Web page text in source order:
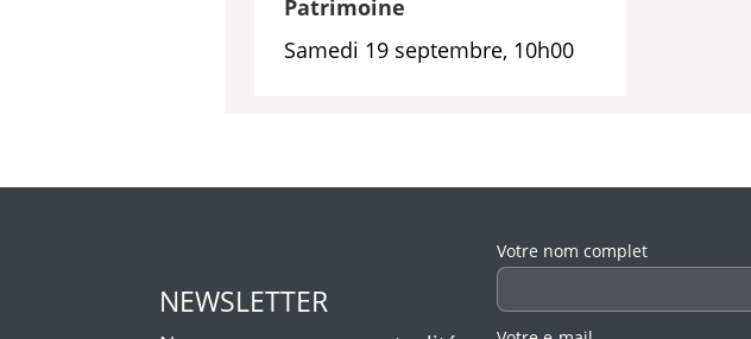
Patrimoine
Samedi 19 septembre, 10h00
NEWSLETTER
Veuillez laisser ce champ vide.
Votre nom complet